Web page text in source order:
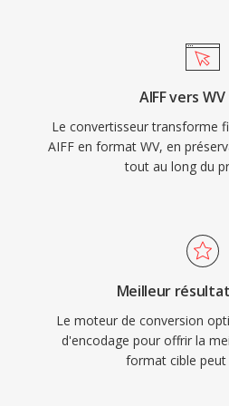
considérablement le
distribuee sous licence
dans foobar2000, VLC,
nombreux autres outils.
également en chargé dès
les besoins
AIFF vers
Le convertisseur transforme
AIFF en format WV, en
tout au long du
Meilleur
Le moteur de conversion
d'encodage pour offrir la
format cible peut